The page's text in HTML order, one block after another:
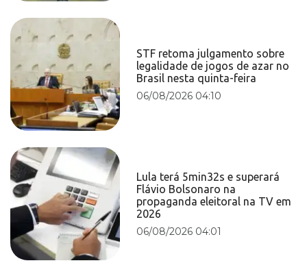
STF retoma julgamento sobre
legalidade de jogos de azar no
Brasil nesta quinta-feira
06/08/2026 04:10
Lula terá 5min32s e superará
Flávio Bolsonaro na
propaganda eleitoral na TV em
2026
06/08/2026 04:01